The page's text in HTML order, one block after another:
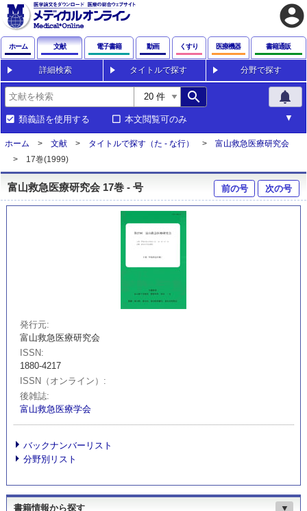
account_circle
ホーム 文献 電子書籍 動画 くすり 医療機器 書籍通販
詳細検索 タイトルで探す 分野で探す
search notifications
類義語を使用する 本文閲覧可のみ
ホーム 文献 タイトルで探す（た - な行）
富山救急医療研究会
17巻(1999)
富山救急医療研究会 17巻 - 号 前の号 次の号
発行元
富山救急医療研究会
ISSN
1880-4217
ISSN（オンライン）
後雑誌
富山救急医療学会
バックナンバーリスト
分野別リスト
書籍情報から探す ▼